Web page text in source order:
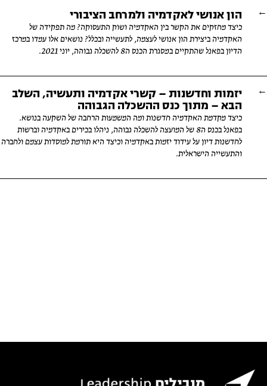
הון אנושי לאקדמיה ולמרחב הציבורי
כיצד מחזקים את הקשר בין האקדמיה ושוק התעסוקה? מה תפקידה של
האקדמיה ביצירת הון אנושי לעצמה, לתעשייה ובכלל? נושאים אלו עמדו במרכז
הדיון בפאנל שהתקיים במסגרת הכנס ה8 להשכלה גבוהה, יוני 2021.
יזמות וחדשנות – קשרי אקדמיה ותעשיה, השלב
הבא – מתוך כנס ההשכלה הגבוהה
כיצד מקדמת האקדמיה חדשנות ומה המשמעות הרחבה של השקעה בנושא.
בפאנל בכנס ה8 של המועצה להשכלה גבוהה, ניהלו בכירים באקדמיה וברשות
לחדשנות דיון על עידוד יזמות באקדמיה וכיצד היא תורמת למוסדות עצמם ולחברה
והתעשייה הישראלית.